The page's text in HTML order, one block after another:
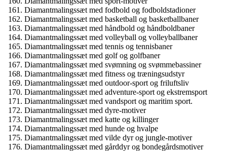
Diamantmalingssæt med fodbold og fodboldstadioner
Diamantmalingssæt med basketball og basketballbaner
Diamantmalingssæt med håndbold og håndboldbaner
Diamantmalingssæt med volleyball og volleyballbaner
Diamantmalingssæt med tennis og tennisbaner
Diamantmalingssæt med golf og golfbaner
Diamantmalingssæt med svømning og svømmebassiner
Diamantmalingssæt med fitness og træningsudstyr
Diamantmalingssæt med outdoor-sport og friluftsliv
Diamantmalingssæt med adventure-sport og ekstremsport
Diamantmalingssæt med vandsport og maritim sport.
Diamantmalingssæt med dyre-motiver
Diamantmalingssæt med katte og killinger
Diamantmalingssæt med hunde og hvalpe
Diamantmalingssæt med vilde dyr og jungle-motiver
Diamantmalingssæt med gårddyr og bondegårdsmotiver